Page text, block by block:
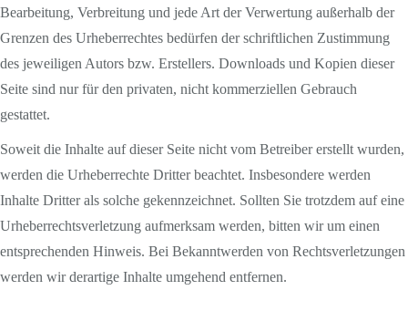
Bearbeitung, Verbreitung und jede Art der Verwertung außerhalb der
Grenzen des Urheberrechtes bedürfen der schriftlichen Zustimmung
des jeweiligen Autors bzw. Erstellers. Downloads und Kopien dieser
Seite sind nur für den privaten, nicht kommerziellen Gebrauch
gestattet.
Soweit die Inhalte auf dieser Seite nicht vom Betreiber erstellt wurden,
werden die Urheberrechte Dritter beachtet. Insbesondere werden
Inhalte Dritter als solche gekennzeichnet. Sollten Sie trotzdem auf eine
Urheberrechtsverletzung aufmerksam werden, bitten wir um einen
entsprechenden Hinweis. Bei Bekanntwerden von Rechtsverletzungen
werden wir derartige Inhalte umgehend entfernen.